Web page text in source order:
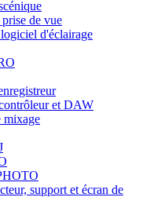
de vue
d'éclairage
et DAW
mixage
support et écran de